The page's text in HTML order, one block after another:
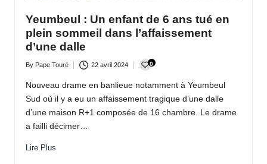
Yeumbeul : Un enfant de 6 ans tué en
plein sommeil dans l’affaissement
d’une dalle
Posted
by
By Pape Touré 22 avril 2024 0
Nouveau drame en banlieue notamment à Yeumbeul
Sud où il y a eu un affaissement tragique d’une dalle
d’une maison R+1 composée de 16 chambre. Le drame
a failli décimer…
Lire Plus